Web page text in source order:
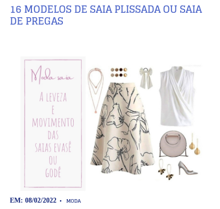
16 MODELOS DE SAIA PLISSADA OU SAIA
DE PREGAS
EM: 08/02/2022 MODA